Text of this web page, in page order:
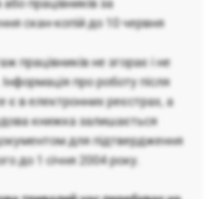
працівників за
скан-копій до 10 червня
працівників не згорає і не
про роботу після
є в електронних реєстрах, а
книжка залишається
для підтвердження
до 1 січня 2004 року.